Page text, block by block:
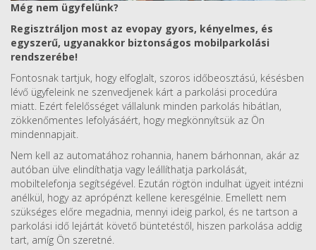
Még nem ügyfelünk?
Regisztráljon most az evopay gyors, kényelmes, és
egyszerű, ugyanakkor biztonságos mobilparkolási
rendszerébe!
Fontosnak tartjuk, hogy elfoglalt, szoros időbeosztású, késésben
lévő ügyfeleink ne szenvedjenek kárt a parkolási procedúra
miatt. Ezért felelősséget vállalunk minden parkolás hibátlan,
zökkenőmentes lefolyásáért, hogy megkönnyítsük az Ön
mindennapjait.
Nem kell az automatához rohannia, hanem bárhonnan, akár az
autóban ülve elindíthatja vagy leállíthatja parkolását,
mobiltelefonja segítségével. Ezután rögtön indulhat ügyeit intézni
anélkül, hogy az aprópénzt kellene keresgélnie. Emellett nem
szükséges előre megadnia, mennyi ideig parkol, és ne tartson a
parkolási idő lejártát követő büntetéstől, hiszen parkolása addig
tart, amíg Ön szeretné.